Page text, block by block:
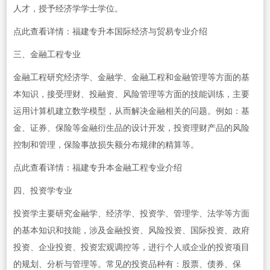
人才，授予经济学学士学位。
点此查看详情：福建专升本国际经济与贸易专业介绍
三、金融工程专业
金融工程研究经济学、金融学、金融工程和金融管理等方面的基
本知识，接受理财、投融资、风险管理等方面的技能训练，主要
运用计算机建立数学模型，从而解决金融相关的问题。例如：基
金、证券、保险等金融衍生品的设计开发，投资理财产品的风险
控制和管理，保险事故损失额分布规律的精算等。
点此查看详情：福建专升本金融工程专业介绍
四、投资学专业
投资学主要研究金融学、经济学、投资学、管理学、法学等方面
的基本知识和技能，涉及金融投资、风险投资、国际投资、政府
投资、企业投资、投资宏观调控等，进行个人或企业的投资项目
的规划、分析与管理等。常见的投资品种有：股票、债券、保